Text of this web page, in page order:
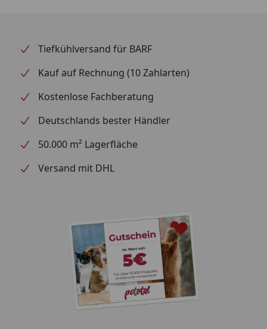
Die angegebene Fütterungsempfehlung dient nur als
Orientierungshilfe. Kätzchen sowie trächtige Katzen
haben einen erhöhten Nährstoffbedarf, bitte
gegebenenfalls die Futtermenge an die jeweilige
immer frisches Wasser bereit! Beobachten Sie das
gegebenenfalls an. Ihre Katze hat ein Idealgewicht,
trächtige Katzen einen erhöhten Nährstoffbedarf
haben. Für eine ausgewogene Ernährung bitte
zusammen mit einem Applaws Alleinfutter (Nass-
oder Trockenfutter) füttern.
Tiefkühlversand für BARF
Kauf auf Rechnung (10 Zahlarten)
Kostenlose Fachberatung
Deutschlands bester Händler
50.000 m² Lagerfläche
Versand mit DHL